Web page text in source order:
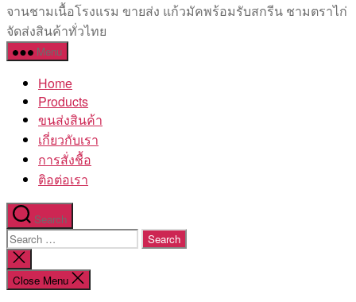
เซรามิค
ครบ
ครัน
โรงงาน
จานชามเนื้อโรงแรม ขายส่ง แก้วมัคพร้อมรับสกรีน ชามตราไก่
จัดส่งสินค้าทั่วไทย
Menu
Home
Products
ขนส่งสินค้า
เกี่ยวกับเรา
การสั่งชื้อ
ติอต่อเรา
Search
Search
for:
Close
search
Close Menu